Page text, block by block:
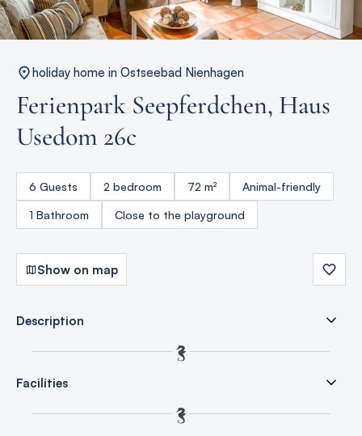
holiday home in Ostseebad Nienhagen
Ferienpark Seepferdchen, Haus
Usedom 26c
6 Guests 2 bedroom 72 m² Animal-friendly
1 Bathroom Close to the playground
Show on map
Description
Facilities